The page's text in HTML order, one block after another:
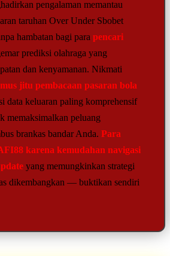
pengalaman memantau
taruhan Over Under Sbobet
hambatan bagi para pencari
prediksi olahraga yang
dan kenyamanan. Nikmati
jitu pembacaan pasaran bola
data keluaran paling komprehensif
memaksimalkan peluang
brankas bandar Anda. Para
karena kemudahan navigasi
yang memungkinkan strategi
dikembangkan — buktikan sendiri